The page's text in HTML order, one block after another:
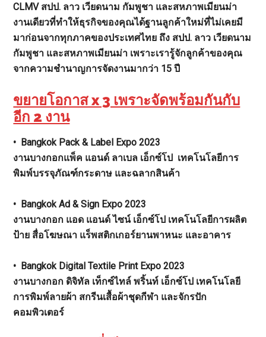
CLMV สปป. ลาว เวียดนาม กัมพูชา และสหภาพเมียนม่า
งานเดียวที่ทำให้ธุรกิจของคุณได้ฐานลูกค้าใหม่ที่ไม่เคยมี
มาก่อนจากทุกภาคของประเทศไทย ถึง สปป. ลาว เวียดนาม
กัมพูชา และสหภาพเมียนม่า เพราะเรารู้จักลูกค้าของคุณ
จากความชำนาญการจัดงานมากว่า 15 ปี
ขยายโอกาส x 3 เพราะจัดพร้อมกันกับ
อีก 2 งาน
• Bangkok Pack & Label Expo 2023
งานบางกอกแพ็ค แอนด์ ลาเบล เอ็กซ์โป เทคโนโลยีการ
พิมพ์บรรจุภัณฑ์กระดาษ และฉลากสินค้า
• Bangkok Ad & Sign Expo 2023
งานบางกอก แอด แอนด์ ไซน์ เอ็กซ์โป เทคโนโลยีการผลิต
ป้าย สื่อโฆษณา แร็พสติกเกอร์ยานพาหนะ และอาคาร
• Bangkok Digital Textile Print Expo 2023
งานบางกอก ดิจิทัล เท็กซ์ไทล์ พริ้นท์ เอ็กซ์โป เทคโนโลยี
การพิมพ์ลายผ้า สกรีนเสื้อผ้าชุดกีฬา และจักรปัก
คอมพิวเตอร์